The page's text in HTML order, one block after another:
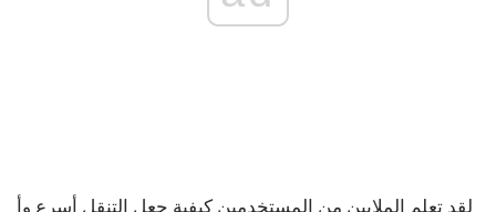
لقد تعلم الملايين من المستخدمين كيفية جعل التنقل أسرع وأ